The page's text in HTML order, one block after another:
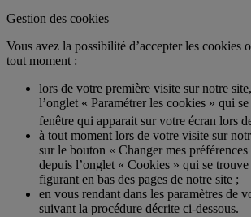
Gestion des cookies
Vous avez la possibilité d’accepter les cookies
tout moment :
lors de votre première visite sur notre
l’onglet « Paramétrer les cookies » qui
fenêtre qui apparait sur votre écran lors
à tout moment lors de votre visite sur
sur le bouton « Changer mes
depuis l’onglet « Cookies » qui se
figurant en bas des pages de notre site ;
en vous rendant dans les paramètres de
suivant la procédure décrite ci-dessous.